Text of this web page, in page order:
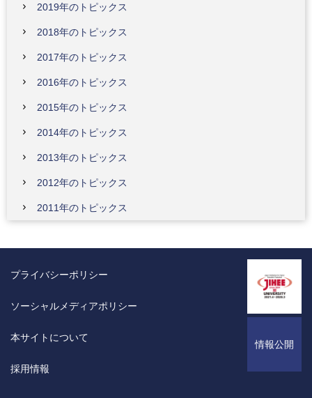
2019年のトピックス
2018年のトピックス
2017年のトピックス
2016年のトピックス
2015年のトピックス
2014年のトピックス
2013年のトピックス
2012年のトピックス
2011年のトピックス
情報公開
プライバシーポリシー
ソーシャルメディアポリシー
本サイトについて
採用情報